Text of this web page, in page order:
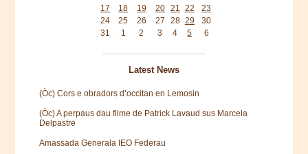
17
18 19 20 21 22
23
24
25 26 27 28 29
30
31
1 2 3 4 5 6
Latest News
(Òc) Cors e obradors d’occitan en Lemosin
(Òc) A perpaus dau filme de Patrick Lavaud sus Marcela
Delpastre
Amassada Generala IEO Federau